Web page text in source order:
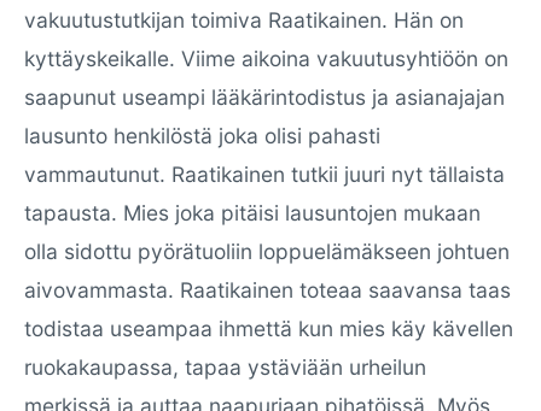
vakuutustutkijan toimiva Raatikainen. Hän on
kyttäyskeikalle. Viime aikoina vakuutusyhtiöön on
saapunut useampi lääkärintodistus ja asianajajan
lausunto henkilöstä joka olisi pahasti
vammautunut. Raatikainen tutkii juuri nyt tällaista
tapausta. Mies joka pitäisi lausuntojen mukaan
olla sidottu pyörätuoliin loppuelämäkseen johtuen
aivovammasta. Raatikainen toteaa saavansa taas
todistaa useampaa ihmettä kun mies käy kävellen
ruokakaupassa, tapaa ystäviään urheilun